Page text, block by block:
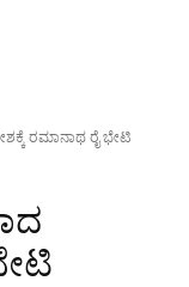
ರಮಾನಾಥ ರೈ ಭೇಟಿ